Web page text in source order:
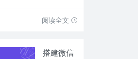
阅读全文
搭建微信